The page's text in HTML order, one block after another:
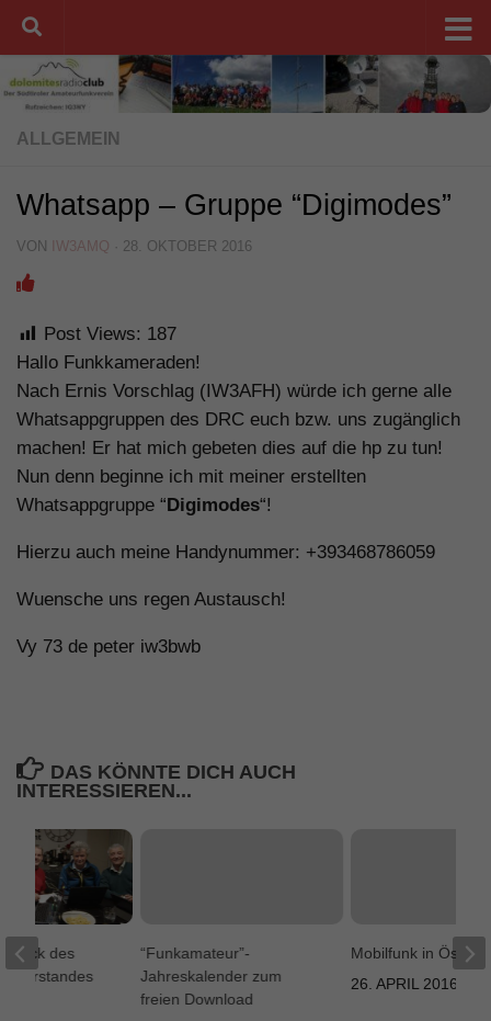
Unter dem Inhalt
ALLGEMEIN
Whatsapp – Gruppe “Digimodes”
VON IW3AMQ · 28. OKTOBER 2016
Post Views: 187
Hallo Funkkameraden!
Nach Ernis Vorschlag (IW3AFH) würde ich gerne alle
Whatsappgruppen des DRC euch bzw. uns zugänglich
machen! Er hat mich gebeten dies auf die hp zu tun!
Nun denn beginne ich mit meiner erstellten
Whatsappgruppe “ Digimodes“!
Hierzu auch meine Handynummer: +393468786059
Wuensche uns regen Austausch!
Vy 73 de peter iw3bwb
DAS KÖNNTE DICH AUCH
INTERESSIEREN...
“Funkamateur”-
Jahreskalender zum
freien Download
Mobilfunk in
26. APRIL 2016
des
Vorstandes